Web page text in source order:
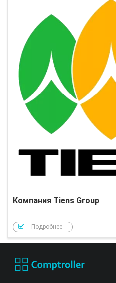
Компания Tiens Group
Подробнее